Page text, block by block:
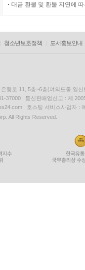
대금 환불 및 환불 지연에
청소년보호정책 도서홍보안내
행로 11, 5층~6층(여의도동,일신
37000 통신판매업신고 : 제
호스팅 서비스사업자 :
All Rights Reserved.